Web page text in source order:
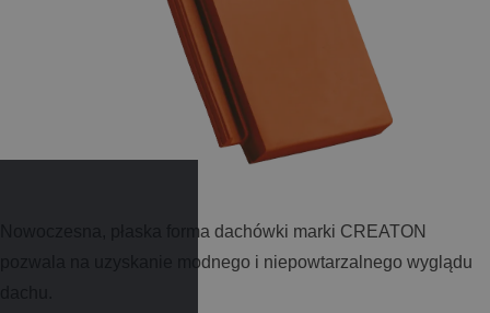
Nowoczesna, płaska forma dachówki marki CREATON
pozwala na uzyskanie modnego i niepowtarzalnego wyglądu